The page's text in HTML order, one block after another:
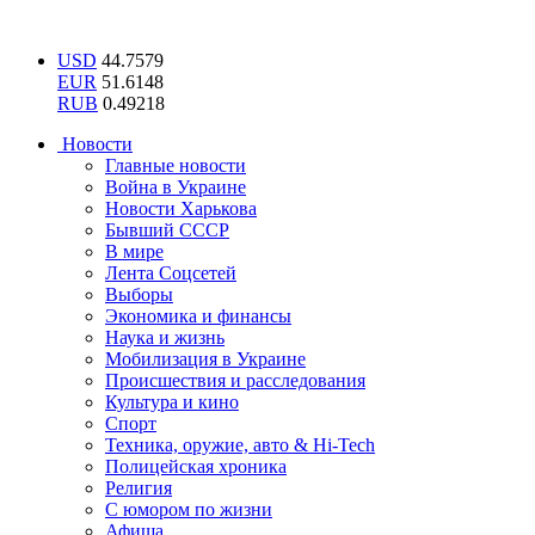
USD 44.7579
EUR 51.6148
RUB 0.49218
Новости
Главные новости
Война в Украине
Новости Харькова
Бывший СССР
В мире
Лента Соцсетей
Выборы
Экономика и финансы
Наука и жизнь
Мобилизация в Украине
Происшествия и расследования
Культура и кино
Спорт
Техника, оружие, авто & Hi-Tech
Полицейская хроника
Религия
С юмором по жизни
Афиша